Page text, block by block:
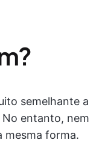
semelhante a
entanto, nem
mesma forma.